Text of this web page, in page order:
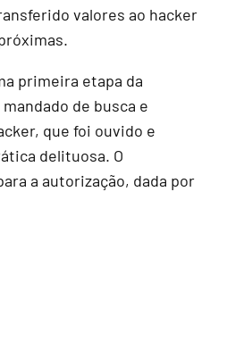
valores ao hacker
primeira etapa da
de busca e
que foi ouvido e
delituosa. O
a autorização, dada por